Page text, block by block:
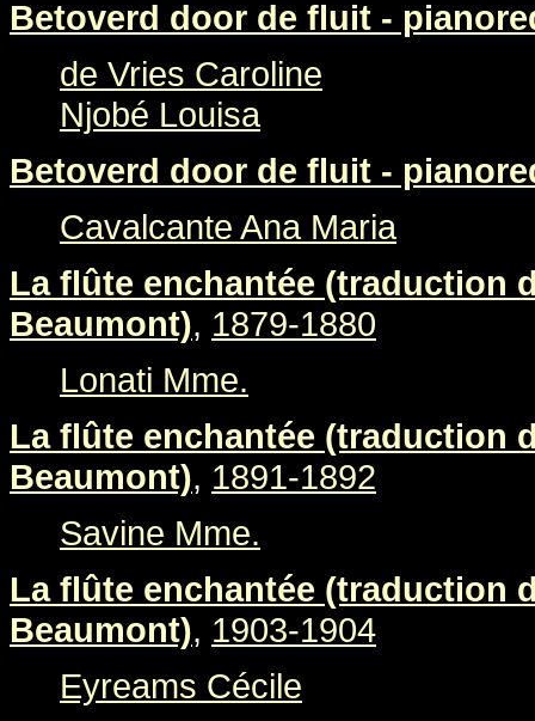
Betoverd door de fluit -
de Vries Caroline
Njobé Louisa
Betoverd door de fluit -
Cavalcante Ana Maria
La flûte enchantée (traduction
Beaumont), 1879-1880
Lonati Mme.
La flûte enchantée (traduction
Beaumont), 1891-1892
Savine Mme.
La flûte enchantée (traduction
Beaumont), 1903-1904
Eyreams Cécile